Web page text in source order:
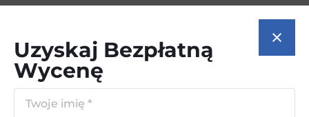
Uzyskaj Bezpłatną
Wycenę